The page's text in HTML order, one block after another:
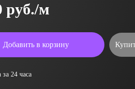
руб./м
Добавить в корзину
за 24 часа